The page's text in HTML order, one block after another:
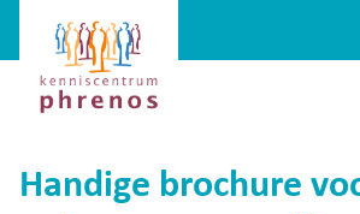
Kenniscentrum
Phrenos
website
Handige brochure